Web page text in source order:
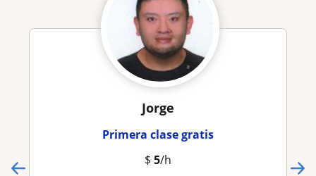
Jorge
Primera clase gratis
$ 5/h